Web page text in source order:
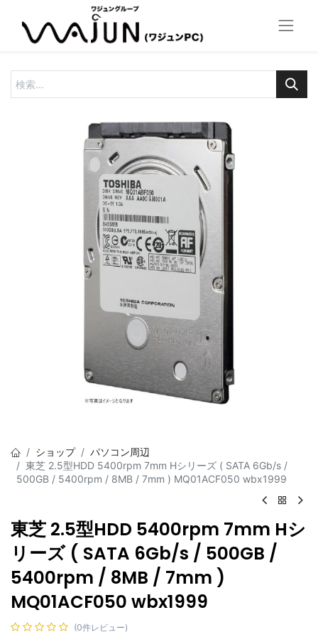
ショップ
パソコン周辺
東芝 2.5型HDD 5400rpm 7mm Hシリーズ ( SATA 6Gb/s /
500GB / 5400rpm / 8MB / 7mm ) MQ01ACF050 wbx1999
東芝 2.5型HDD 5400rpm 7mm Hシ
リーズ ( SATA 6Gb/s / 500GB /
5400rpm / 8MB / 7mm )
MQ01ACF050 wbx1999
(0件レビュー)